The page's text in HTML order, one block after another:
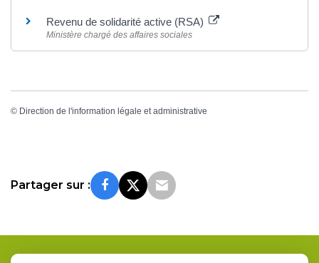
Revenu de solidarité active (RSA)
Ministère chargé des affaires sociales
© Direction de l'information légale et administrative
Partager sur :